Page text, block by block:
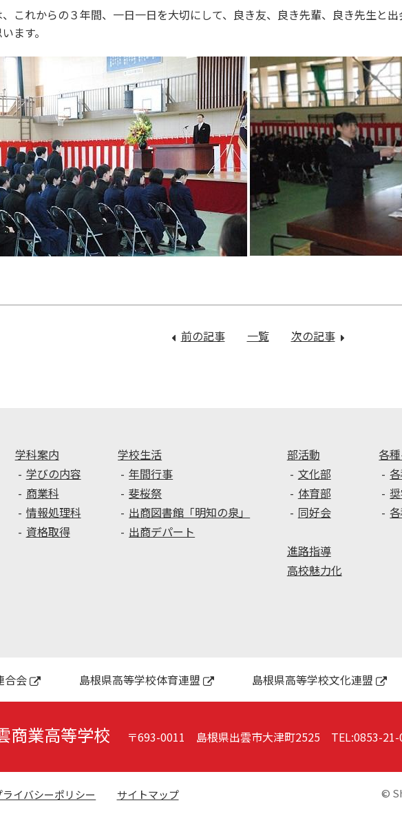
これからの３年間、一日一日を大切にして、良き友、良き先輩、良き先生と
ます。
前の記事：
一覧 次の記事：
学科案内
学びの内容
商業科
情報処理科
資格取得
学校生活
年間行事
斐桜祭
出商図書館「明知の泉」
出商デパート
部活動
文化部
体育部
同好会
進路指導
高校魅力化
各
合会 島根県高等学校体育連盟 島根県高等学校文化連盟
商業高等学校 〒693-0011 島根県出雲市大津町2525 TEL:0853-21-
ライバシーポリシー サイトマップ ©